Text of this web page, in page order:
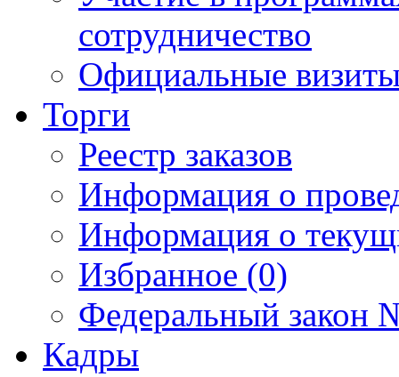
сотрудничество
Официальные
Торги
Реестр заказов
Информация о
Информация о
Избранное (0)
Федеральный закон
Кадры